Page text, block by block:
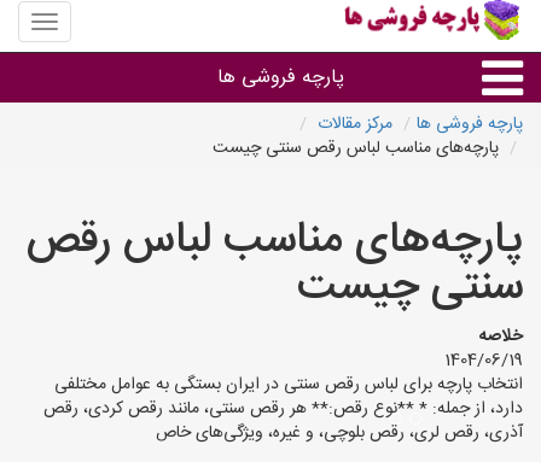
منوی
سایت
فروشی
پارچه فروشی ها
پارچه براساس جنس
پارچه براساس رنگ طرح و کاربرد
پارچه فروشی های هر شهر
پارچه فروشی ها
مرکز مقالات
پارچه‌های مناسب لباس رقص سنتی چیست
پارچه‌های مناسب لباس رقص
سنتی چیست
خلاصه
1404/06/19
انتخاب پارچه برای لباس رقص سنتی در ایران بستگی به عوامل مختلفی
دارد، از جمله: * **نوع رقص:** هر رقص سنتی، مانند رقص کردی، رقص
آذری، رقص لری، رقص بلوچی، و غیره، ویژگی‌های خاص